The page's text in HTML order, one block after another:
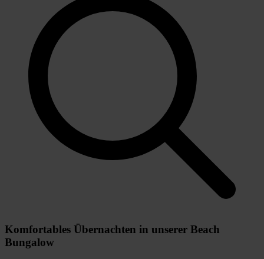
Komfortables Übernachten in unserer Beach
Bungalow